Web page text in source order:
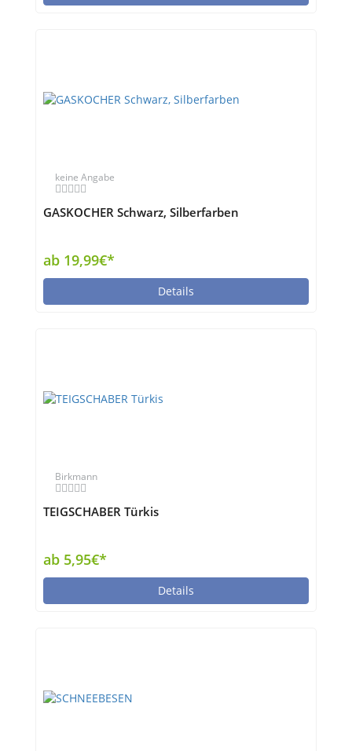
keine Angabe
GASKOCHER Schwarz, Silberfarben
ab 19,99€*
Details
Birkmann
TEIGSCHABER Türkis
ab 5,95€*
Details